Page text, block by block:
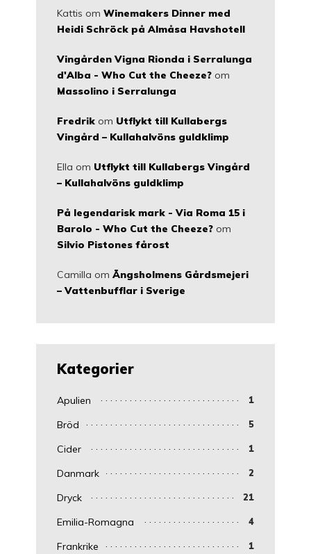
Kattis om Winemakers Dinner med
Heidi Schröck på Almåsa Havshotell
Vingården Vigna Rionda i Serralunga
d'Alba - Who Cut the Cheeze? om
Massolino i Serralunga
Fredrik om Utflykt till Kullabergs
Vingård – Kullahalvöns guldklimp
Ella om Utflykt till Kullabergs Vingård
– Kullahalvöns guldklimp
På legendarisk mark - Via Roma 15 i
Barolo - Who Cut the Cheeze? om
Silvio Pistones fårost
Camilla om Ängsholmens Gårdsmejeri
– Vattenbufflar i Sverige
Kategorier
Apulien 1
Bröd 5
Cider 1
Danmark 2
Dryck 21
Emilia-Romagna 4
Frankrike 1